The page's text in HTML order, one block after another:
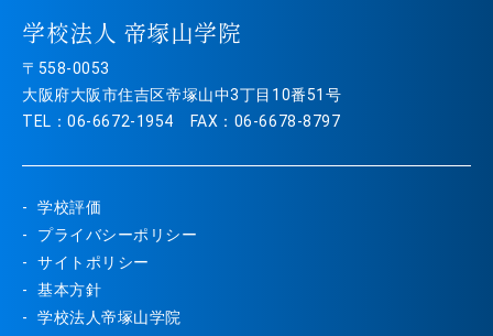
学校法人 帝塚山学院
〒558-0053
大阪府大阪市住吉区帝塚山中3丁目10番51号
TEL：06-6672-1954 FAX：06-6678-8797
学校評価
プライバシーポリシー
サイトポリシー
基本方針
学校法人帝塚山学院